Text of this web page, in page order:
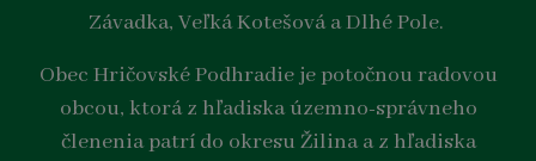
Závadka, Veľká Kotešová a Dlhé Pole.
Obec Hričovské Podhradie je potočnou radovou
obcou, ktorá z hľadiska územno-správneho
členenia patrí do okresu Žilina a z hľadiska